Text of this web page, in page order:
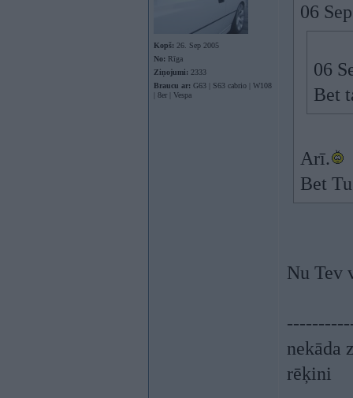
Kopš: 26. Sep 2005
No: Rīga
Ziņojumi: 2333
Braucu ar: G63 | S63 cabrio | W108
| 8er | Vespa
06
06
Bet
Arī.
Bet
Nu Tev
nekāda
rēķini